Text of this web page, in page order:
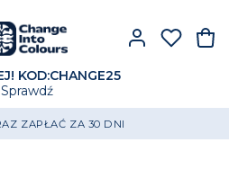
KOD:CHANGE25
Sprawdź
DOSTAWA OD 250 ZŁ